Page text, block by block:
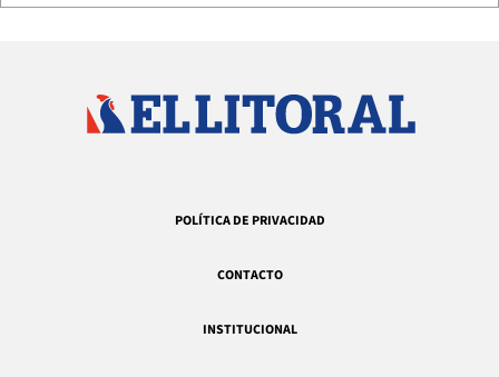
POLÍTICA DE PRIVACIDAD
CONTACTO
INSTITUCIONAL